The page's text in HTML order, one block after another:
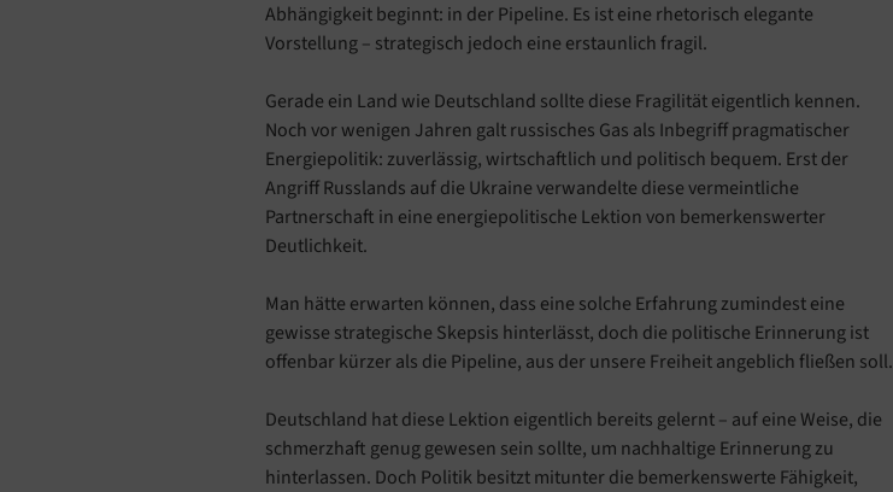
Abhängigkeit beginnt: in der Pipeline. Es ist eine rhetorisch elegante
Vorstellung – strategisch jedoch eine erstaunlich fragil.
Gerade ein Land wie Deutschland sollte diese Fragilität eigentlich kennen.
Noch vor wenigen Jahren galt russisches Gas als Inbegriff pragmatischer
Energiepolitik: zuverlässig, wirtschaftlich und politisch bequem. Erst der
Angriff Russlands auf die Ukraine verwandelte diese vermeintliche
Partnerschaft in eine energiepolitische Lektion von bemerkenswerter
Deutlichkeit.
Man hätte erwarten können, dass eine solche Erfahrung zumindest eine
gewisse strategische Skepsis hinterlässt, doch die politische Erinnerung ist
offenbar kürzer als die Pipeline, aus der unsere Freiheit angeblich fließen soll.
Deutschland hat diese Lektion eigentlich bereits gelernt – auf eine Weise, die
schmerzhaft genug gewesen sein sollte, um nachhaltige Erinnerung zu
hinterlassen. Doch Politik besitzt mitunter die bemerkenswerte Fähigkeit,